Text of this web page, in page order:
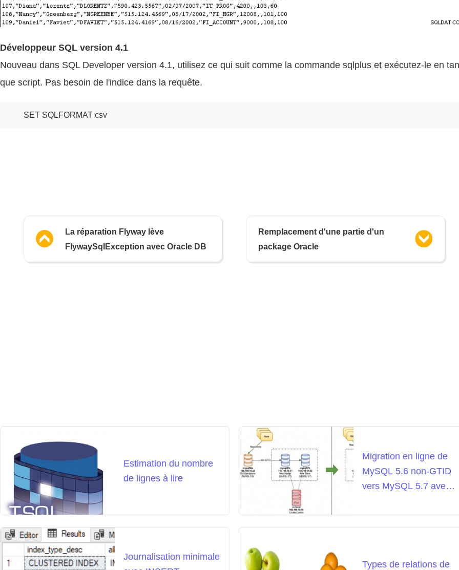
Développeur SQL version 4.1
Nouveau dans SQL Developer version 4.1, utilisez ce qui suit comme la commande sqlplus et exécutez-le en
que script. Pas besoin de l'indice dans la requête.
SET SQLFORMAT csv
La réparation Flyway lève
FlywaySqlException avec Oracle DB
Remplacement d'une partie d'un
package Oracle
Estimation du nombre
de lignes à lire
Migration en ligne de
MySQL 5.6 non-GTID
vers MySQL 5.7 avec
Journalisation minimale
Types de relations de